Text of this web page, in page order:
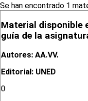
Se han encontrado 1
Material disponible
guía de la
Autores: AA.VV.
Editorial: UNED
0